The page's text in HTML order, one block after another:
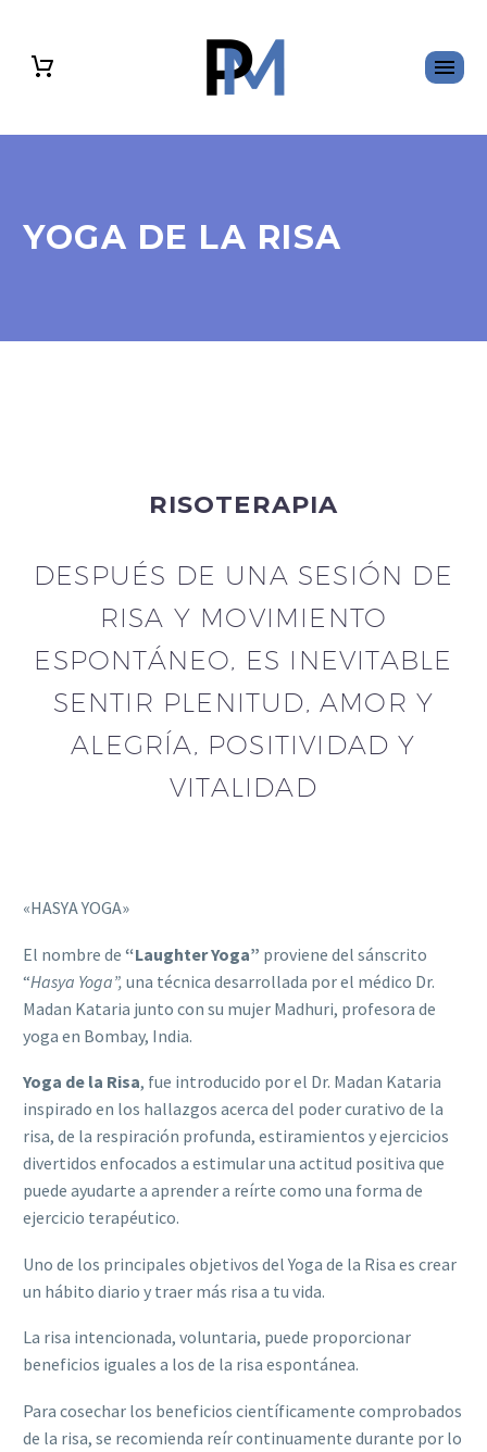
YOGA DE LA RISA
RISOTERAPIA
DESPUÉS DE UNA SESIÓN DE
RISA Y MOVIMIENTO
ESPONTÁNEO, ES INEVITABLE
SENTIR PLENITUD, AMOR Y
ALEGRÍA, POSITIVIDAD Y
VITALIDAD
«HASYA YOGA»
El nombre de “Laughter Yoga” proviene del sánscrito
“Hasya Yoga”, una técnica desarrollada por el médico Dr.
Madan Kataria junto con su mujer Madhuri, profesora de
yoga en Bombay, India.
Yoga de la Risa, fue introducido por el Dr. Madan Kataria
inspirado en los hallazgos acerca del poder curativo de la
risa, de la respiración profunda, estiramientos y ejercicios
divertidos enfocados a estimular una actitud positiva que
puede ayudarte a aprender a reírte como una forma de
ejercicio terapéutico.
Uno de los principales objetivos del Yoga de la Risa es crear
un hábito diario y traer más risa a tu vida.
La risa intencionada, voluntaria, puede proporcionar
beneficios iguales a los de la risa espontánea.
Para cosechar los beneficios científicamente comprobados
de la risa, se recomienda reír continuamente durante por lo